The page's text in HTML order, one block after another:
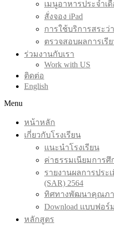
เมนูอาหารประจำเ
สั่งจอง iPad
การใช้บริการสระว่
ตรวจสอบผลการเรี
ร่วมงานกับเรา
Work with US
ติดต่อ
English
Menu
หน้าหลัก
เกี่ยวกับโรงเรียน
แนะนำโรงเรียน
ค่าธรรมเนียมการศึ
รายงานผลการประ
(SAR) 2564
ทิศทางพัฒนาคุณภ
Download แบบฟอร์
หลักสูตร